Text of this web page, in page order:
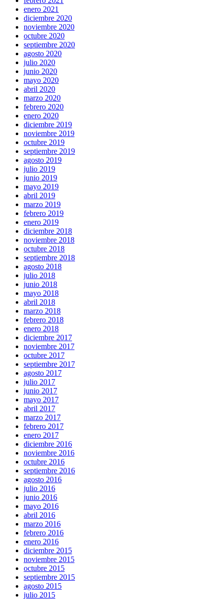
enero 2021
diciembre 2020
noviembre 2020
octubre 2020
septiembre 2020
agosto 2020
julio 2020
junio 2020
mayo 2020
abril 2020
marzo 2020
febrero 2020
enero 2020
diciembre 2019
noviembre 2019
octubre 2019
septiembre 2019
agosto 2019
julio 2019
junio 2019
mayo 2019
abril 2019
marzo 2019
febrero 2019
enero 2019
diciembre 2018
noviembre 2018
octubre 2018
septiembre 2018
agosto 2018
julio 2018
junio 2018
mayo 2018
abril 2018
marzo 2018
febrero 2018
enero 2018
diciembre 2017
noviembre 2017
octubre 2017
septiembre 2017
agosto 2017
julio 2017
junio 2017
mayo 2017
abril 2017
marzo 2017
febrero 2017
enero 2017
diciembre 2016
noviembre 2016
octubre 2016
septiembre 2016
agosto 2016
julio 2016
junio 2016
mayo 2016
abril 2016
marzo 2016
febrero 2016
enero 2016
diciembre 2015
noviembre 2015
octubre 2015
septiembre 2015
agosto 2015
julio 2015